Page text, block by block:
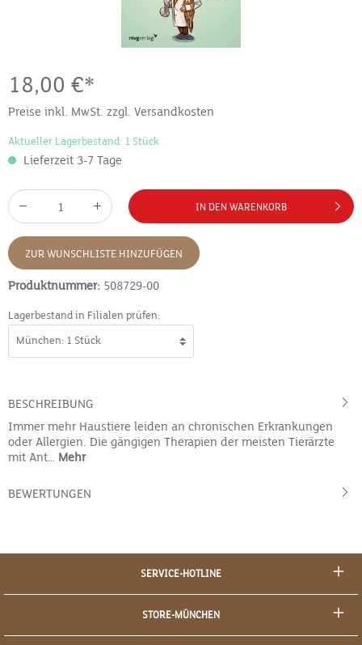
18,00 €*
Preise inkl. MwSt. zzgl. Versandkosten
Aktueller Lagerbestand: 1 Stück
Lieferzeit 3-7 Tage
IN DEN WARENKORB
ZUR WUNSCHLISTE HINZUFÜGEN
Produktnummer: 508729-00
Lagerbestand in Filialen prüfen:
BESCHREIBUNG
Immer mehr Haustiere leiden an chronischen Erkrankungen
oder Allergien. Die gängigen Therapien der meisten Tierärzte
mit Ant… Mehr
BEWERTUNGEN
SERVICE-HOTLINE
STORE-MÜNCHEN